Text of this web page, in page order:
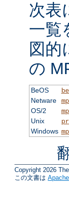
次表
一覧
図的
の
BeOS
Netware
OS/2
Unix
Windows
Copyright 2026
この文書は